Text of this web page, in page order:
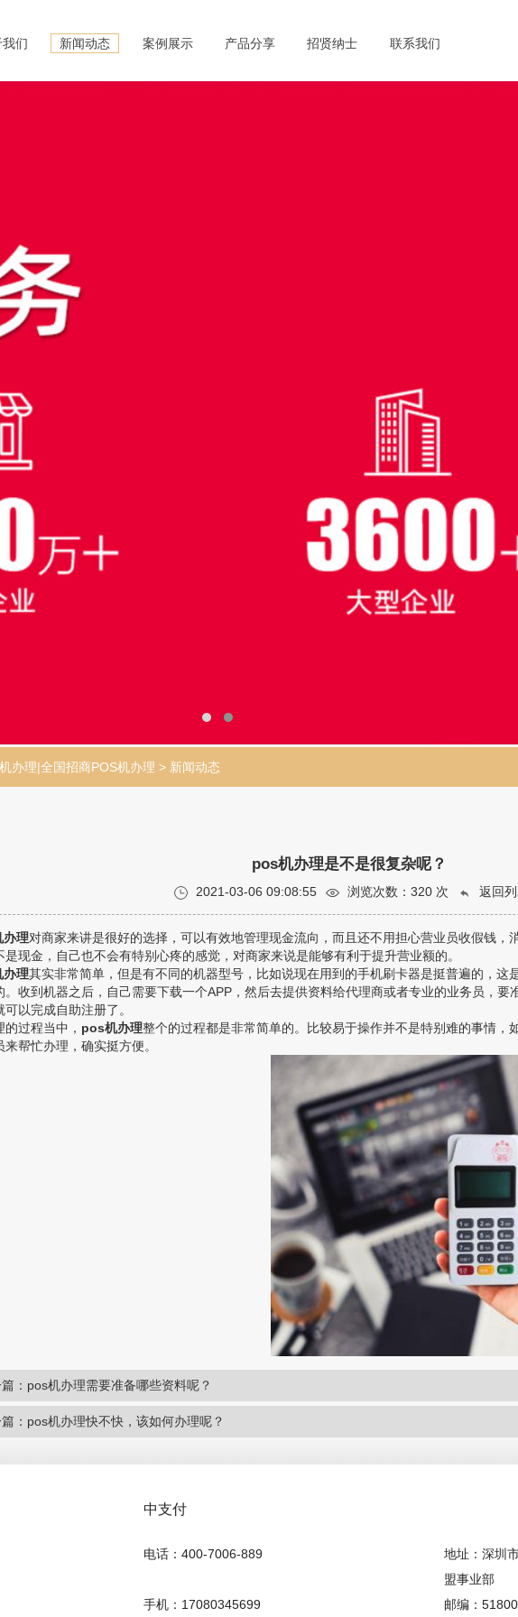
我们 新闻动态 案例展示 产品分享 招贤纳士 联系我们
办理|全国招商POS机办理 > 新闻动态
pos机办理是不是很复杂呢？
2021-03-06 09:08:55 浏览次数： 320 次 返回
理对商家来讲是很好的选择，可以有效地管理现金流向，而且还不用担心营业员收假钱，
是现金，自己也不会有特别心疼的感觉，对商家来说是能够有利于提升营业额的。
理其实非常简单，但是有不同的机器型号，比如说现在用到的手机刷卡器是挺普遍的，这
。收到机器之后，自己需要下载一个APP，然后去提供资料给代理商或者专业的业务员，要
可以完成自助注册了。
的过程当中， pos机办理整个的过程都是非常简单的。比较易于操作并不是特别难的事情，
来帮忙办理，确实挺方便。
篇：pos机办理需要准备哪些资料呢？
：pos机办理快不快，该如何办理呢？
中支付
电话：400-7006-889
地址：深圳
盟事业部
手机：17080345699
邮编：